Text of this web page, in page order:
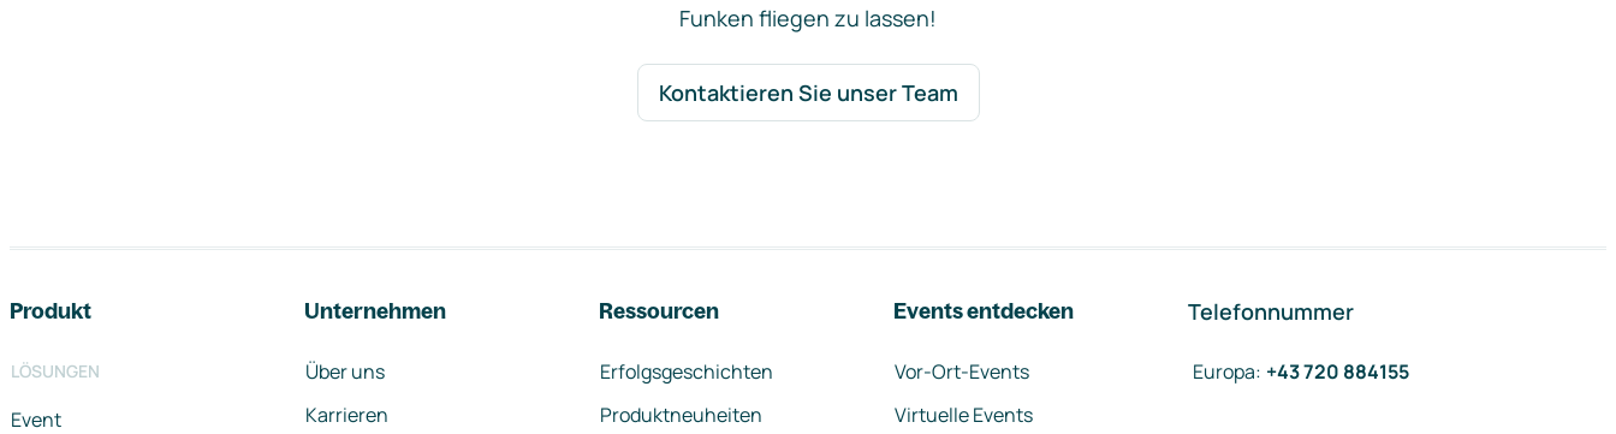
Funken fliegen zu lassen!
Kontaktieren Sie unser Team
Produkt
LÖSUNGEN
Event
Unternehmen
Über uns
Karrieren
Ressourcen
Erfolgsgeschichten
Produktneuheiten
Events entdecken
Vor-Ort-Events
Virtuelle Events
Telefonnummer
Europa: +43 720 884155